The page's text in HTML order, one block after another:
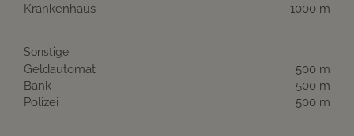
Krankenhaus
1000 m
Sonstige
Geldautomat
500 m
Bank
500 m
Polizei
500 m